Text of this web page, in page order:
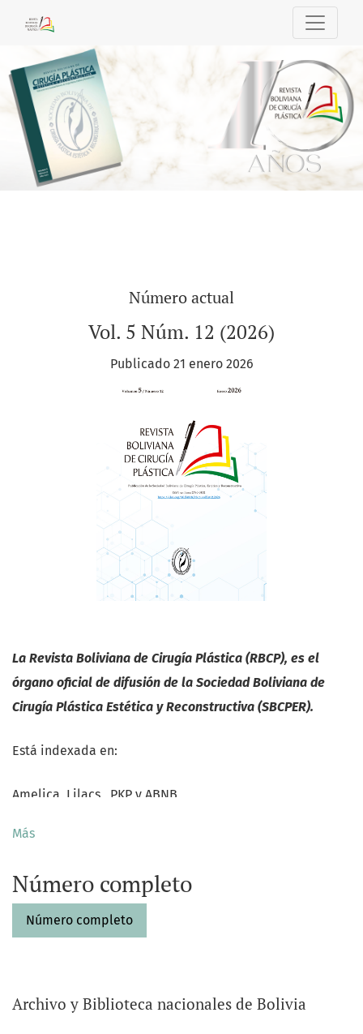
Revista Boliviana de Cirugía Plástica
Número actual
Vol. 5 Núm. 12 (2026)
Publicado 21 enero 2026
La Revista Boliviana de Cirugía Plástica (RBCP), es el
órgano oficial de difusión de la Sociedad Boliviana de
Cirugía Plástica Estética y Reconstructiva (SBCPER).
Está indexada en:
Amelica, Lilacs, PKP y ABNB
Más
Número completo
Número completo
Avisos
Archivo y Biblioteca nacionales de Bolivia